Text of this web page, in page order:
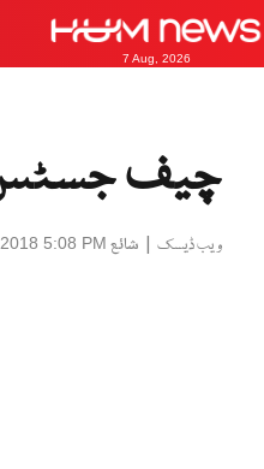
7 Aug, 2026
چیف جسٹس
ویب ڈیسک | شائع 5:08 PM